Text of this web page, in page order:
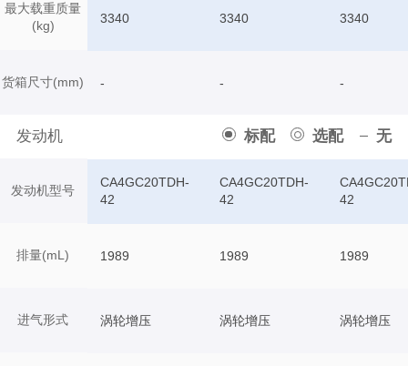
最大载重质量
(kg)
货箱尺寸(mm)
发动机 标配 选配 无
发动机型号
排量(mL)
进气形式
3340 3340 3340
- - -
CA4GC20TDH-
42
CA4GC20TDH-
42
42
1989 1989 1989
涡轮增压 涡轮增压 涡轮增压